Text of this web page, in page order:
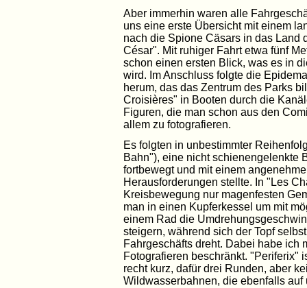
Aber immerhin waren alle
uns eine erste Übersicht mit einem
nach die Spione Cäsars in das Land
César". Mit ruhiger Fahrt etwa fünf
schon einen ersten Blick, was es in
wird. Im Anschluss folgte die
herum, das das Zentrum des Parks
Croisières" in Booten durch die
Figuren, die man schon aus den
allem zu fotografieren.
Es folgten in unbestimmter
Bahn"), eine nicht schienengelenkte
fortbewegt und mit einem
Herausforderungen stellte. In "Les
Kreisbewegung nur magenfesten
man in einen Kupferkessel um mit
einem Rad die
steigern, während sich der Topf
Fahrgeschäfts dreht. Dabei habe ich
Fotografieren beschränkt. "Periferix"
recht kurz, dafür drei Runden, aber
Wildwasserbahnen, die ebenfalls auf